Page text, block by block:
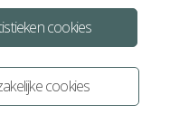
cookies
cookies